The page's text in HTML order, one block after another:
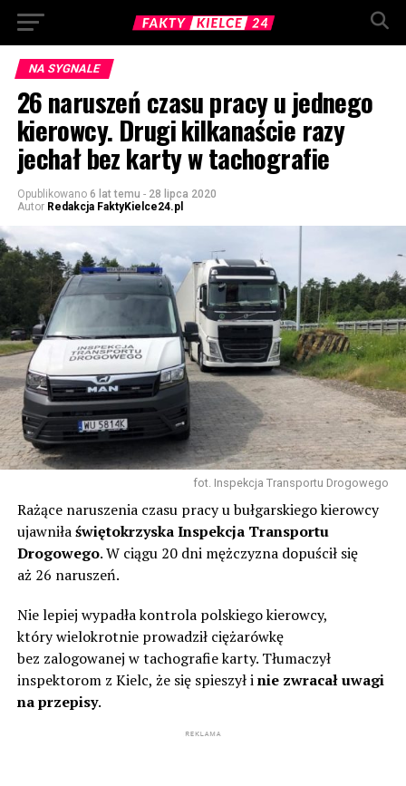
NA SYGNALE
26 naruszeń czasu pracy u jednego
kierowcy. Drugi kilkanaście razy
jechał bez karty w tachografie
Opublikowano 6 lat temu - 28 lipca 2020
Autor Redakcja FaktyKielce24.pl
fot. Inspekcja Transportu Drogowego
Rażące naruszenia czasu pracy u bułgarskiego kierowcy
ujawniłaświętokrzyska Inspekcja Transportu
Drogowego. W ciągu 20 dni mężczyzna dopuścił się
aż 26 naruszeń.
Nie lepiej wypadła kontrola polskiego kierowcy,
który wielokrotnie prowadził ciężarówkę
bez zalogowanej w tachografie karty. Tłumaczył
inspektorom z Kielc, że się spieszył inie zwracał uwagi
na przepisy.